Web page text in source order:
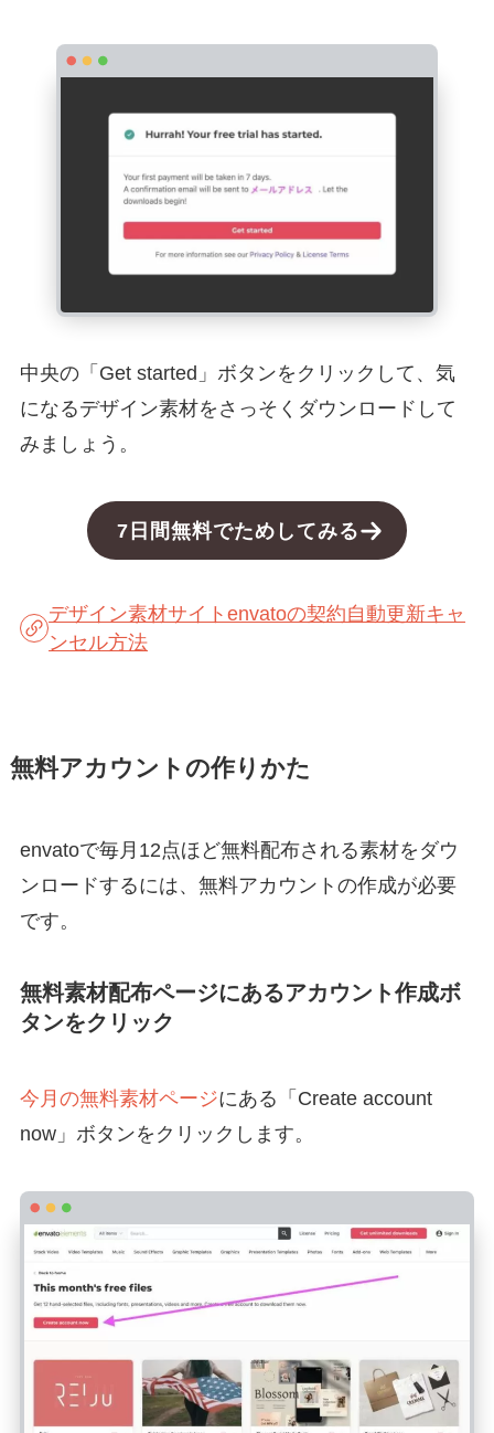
中央の「Get started」ボタンをクリックして、気
になるデザイン素材をさっそくダウンロードして
みましょう。
7日間無料でためしてみる
デザイン素材サイトenvatoの契約自動更新キャ
ンセル方法
無料アカウントの作りかた
envatoで毎月12点ほど無料配布される素材をダウ
ンロードするには、無料アカウントの作成が必要
です。
無料素材配布ページにあるアカウント作成ボ
タンをクリック
今月の無料素材ページにある「Create account
now」ボタンをクリックします。